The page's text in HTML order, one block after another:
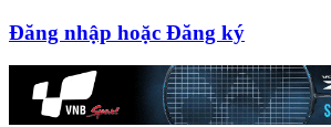
Đăng nhập hoặc Đăng ký